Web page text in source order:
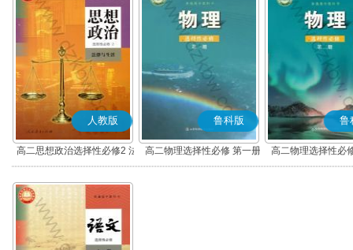
人教版
高二思想政治选择性必修2 法
律与生活(部编版)
鲁科版
高二物理选择性必修 第一册
鲁
高二物理选择性必